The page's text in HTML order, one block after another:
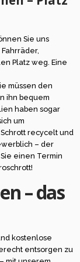
Sie uns
Platz weg. Eine
müssen den
ihn bequem
haben sogar
um
recycelt und
– der
einen Termin
– das
kostenlose
entsorgen zu